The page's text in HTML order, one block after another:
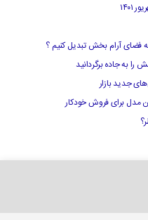
فضای آرام بخش تبدیل کنیم ؟
را به جاده برگردانید
جدید بازار
مدل برای فروش خودکار